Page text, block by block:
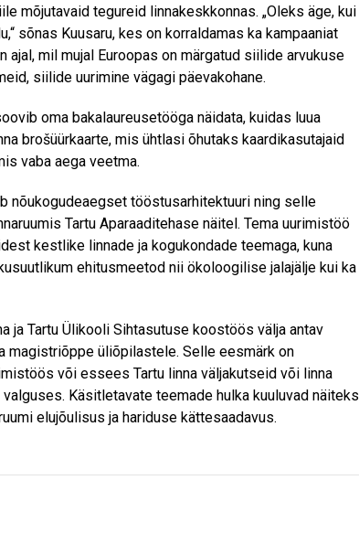
mõjutavaid tegureid linnakeskkonnas. „Oleks äge, kui
sõnas Kuusaru, kes on korraldamas ka kampaaniat
ajal, mil mujal Euroopas on märgatud siilide arvukuse
siilide uurimine vägagi päevakohane.
oma bakalaureusetööga näidata, kuidas luua
brošüürkaarte, mis ühtlasi õhutaks kaardikasutajaid
vaba aega veetma.
nõukogudeaegset tööstusarhitektuuri ning selle
Tartu Aparaaditehase näitel. Tema uurimistöö
kestlike linnade ja kogukondade teemaga, kuna
ehitusmeetod nii ökoloogilise jalajälje kui ka
ja Tartu Ülikooli Sihtasutuse koostöös välja antav
magistriõppe üliõpilastele. Selle eesmärk on
või essees Tartu linna väljakutseid või linna
Käsitletavate teemade hulka kuuluvad näiteks
elujõulisus ja hariduse kättesaadavus.